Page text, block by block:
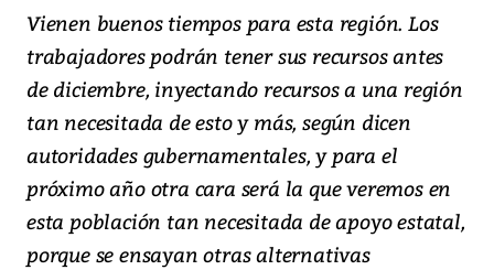
Vienen buenos tiempos para esta región. Los
trabajadores podrán tener sus recursos antes
de diciembre, inyectando recursos a una región
tan necesitada de esto y más, según dicen
autoridades gubernamentales, y para el
próximo año otra cara será la que veremos en
esta población tan necesitada de apoyo estatal,
porque se ensayan otras alternativas